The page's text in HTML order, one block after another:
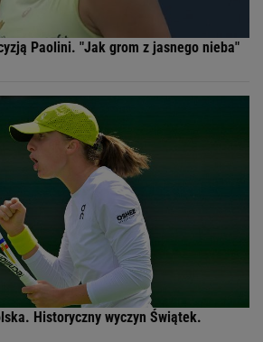
Paolini. "Jak grom z jasnego nieba"
Historyczny wyczyn Świątek.